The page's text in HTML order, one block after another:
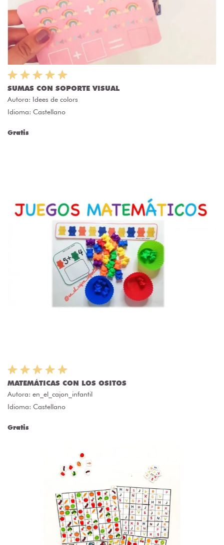
SUMAS CON SOPORTE VISUAL
Autora: Idees de colors
Idioma: Castellano
Gratis
MATEMÁTICAS CON LOS OSITOS
Autora: en_el_cajon_infantil
Idioma: Castellano
Gratis